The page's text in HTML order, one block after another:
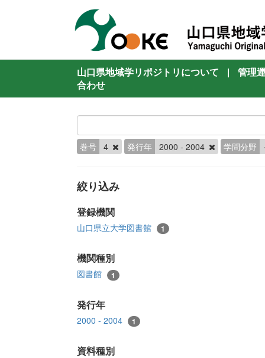
山口県地域学リポジトリについて |
管理
合わせ
巻号 4 発行年 2000 - 2004 学問分野
絞り込み
登録機関
山口県立大学図書館 1
機関種別
図書館 1
発行年
2000 - 2004 1
資料種別